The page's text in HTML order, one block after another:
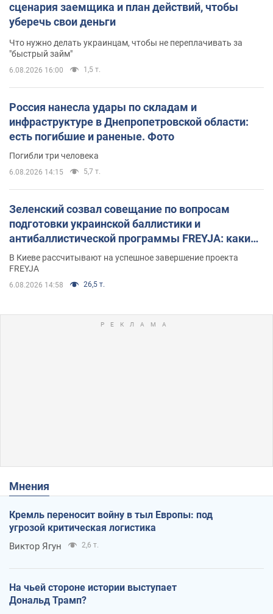
сценария заемщика и план действий, чтобы
уберечь свои деньги
Что нужно делать украинцам, чтобы не переплачивать за
"быстрый займ"
6.08.2026 16:00 1,5 т.
Россия нанесла удары по складам и
инфраструктуре в Днепропетровской области:
есть погибшие и раненые. Фото
Погибли три человека
6.08.2026 14:15 5,7 т.
Зеленский созвал совещание по вопросам
подготовки украинской баллистики и
антибаллистической программы FREYJA: какие
решения готовятся
В Киеве рассчитывают на успешное завершение проекта
FREYJA
6.08.2026 14:58 26,5 т.
Мнения
Кремль переносит войну в тыл Европы: под
угрозой критическая логистика
Виктор Ягун 2,6 т.
На чьей стороне истории выступает
Дональд Трамп?